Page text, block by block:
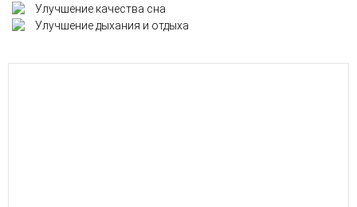
Улучшение качества сна
Улучшение дыхания и отдыха